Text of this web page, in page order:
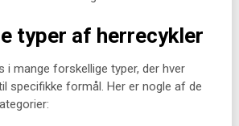
typer af herrecykler
i mange forskellige typer, der hver
specifikke formål. Her er nogle af de